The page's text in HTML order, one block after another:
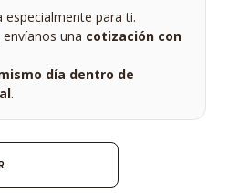
para ti.
una cotización con
día dentro de
.